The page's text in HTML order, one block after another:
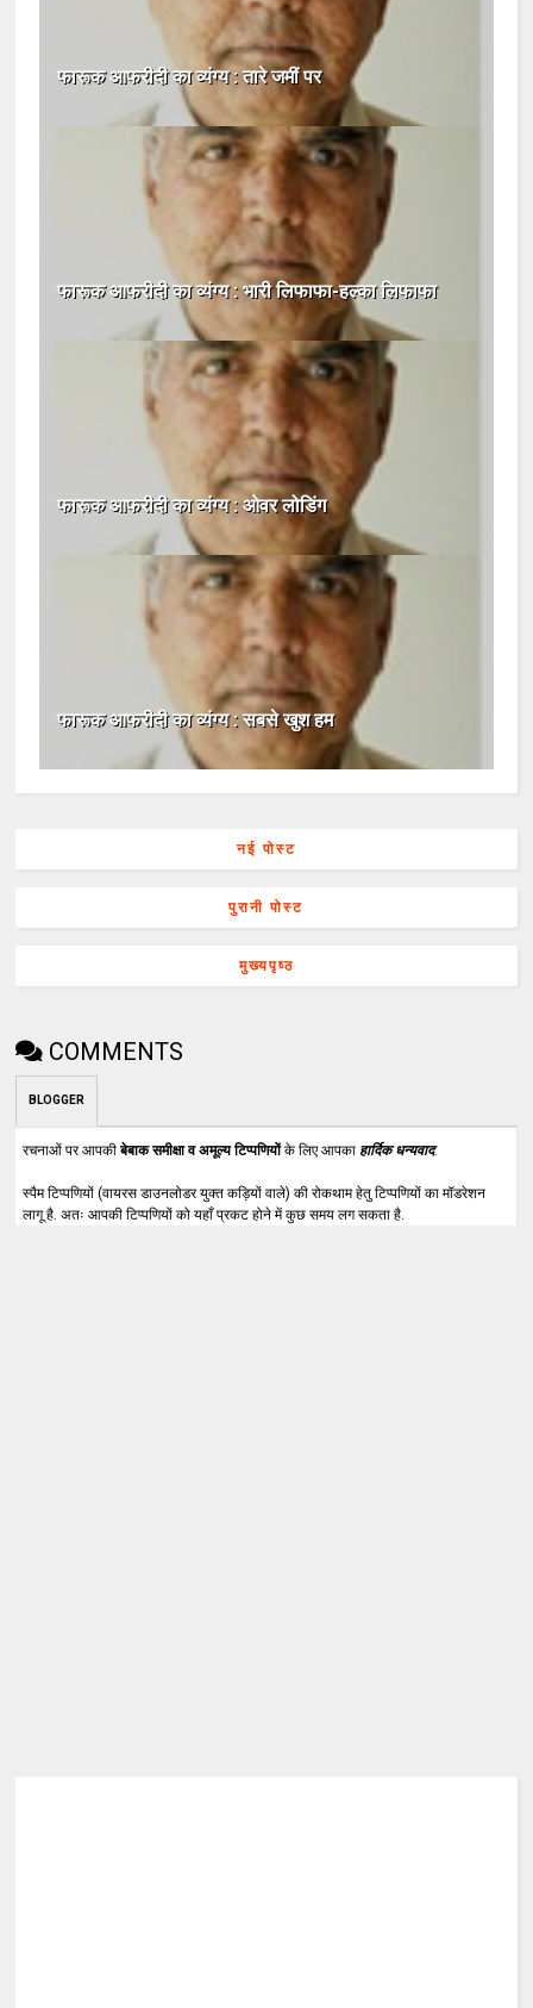
फारूक आफरीदी का व्यंग्य : तारे जमीं पर
फारूक आफरीदी का व्यंग्य : भारी लिफाफा-हल्का लिफाफा
फारूक आफरीदी का व्यंग्य : ओवर लोडिंग
फारूक आफरीदी का व्यंग्य : सबसे खुश हम
नई पोस्ट
पुरानी पोस्ट
मुख्यपृष्ठ
COMMENTS
BLOGGER
रचनाओं पर आपकीबेबाक समीक्षा व अमूल्य टिप्पणियोंके लिए आपका हार्दिक धन्यवाद.
स्पैम टिप्पणियों (वायरस डाउनलोडर युक्त कड़ियों वाले) की रोकथाम हेतु टिप्पणियों का मॉडरेशन
लागू है. अतः आपकी टिप्पणियों को यहाँ प्रकट होने में कुछ समय लग सकता है.